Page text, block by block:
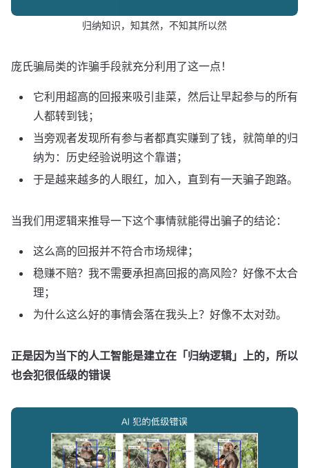
归纳知识，知其然，不知其所以然
庞氏骗局类的诈骗手段就充分利用了这一点！
它利用超高的回报来吸引韭菜，然后让早起参与的所有
人都转到钱；
当旁观者发现所有参与者都真实赚到了钱，就简单的归
纳为：历史经验说明这个靠谱；
于是越来越多的人眼红，加入，直到有一天骗子跑路。
当我们用逻辑来推导一下这个事情就能得出骗子的结论：
这么高的回报并不符合市场规律；
稳赚不赔？我不需要承担高回报的高风险？好像不太合
理；
为什么这么好的事情会落在我头上？好像不太对劲。
正是因为当下的人工智能是建立在「归纳逻辑」上的，所以
也会犯很低级的错误